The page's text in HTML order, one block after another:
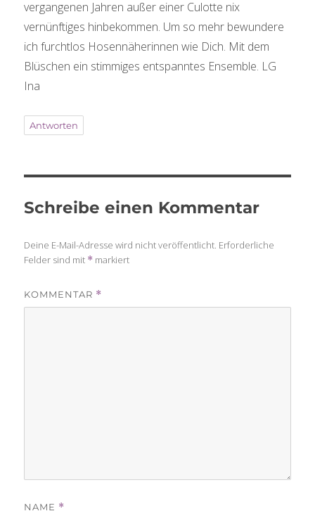
vergangenen Jahren außer einer Culotte nix
vernünftiges hinbekommen. Um so mehr bewundere
ich furchtlos Hosennäherinnen wie Dich. Mit dem
Blüschen ein stimmiges entspanntes Ensemble. LG
Ina
Antworten
Schreibe einen Kommentar
Deine E-Mail-Adresse wird nicht veröffentlicht. Erforderliche
Felder sind mit * markiert
KOMMENTAR *
NAME *